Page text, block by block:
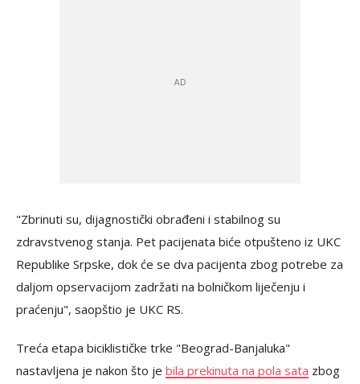
"Zbrinuti su, dijagnostički obrađeni i stabilnog su
zdravstvenog stanja. Pet pacijenata biće otpušteno iz UKC
Republike Srpske, dok će se dva pacijenta zbog potrebe za
daljom opservacijom zadržati na bolničkom liječenju i
praćenju", saopštio je UKC RS.
Treća etapa biciklističke trke "Beograd-Banjaluka"
nastavljena je nakon što je bila prekinuta na pola sata zbog